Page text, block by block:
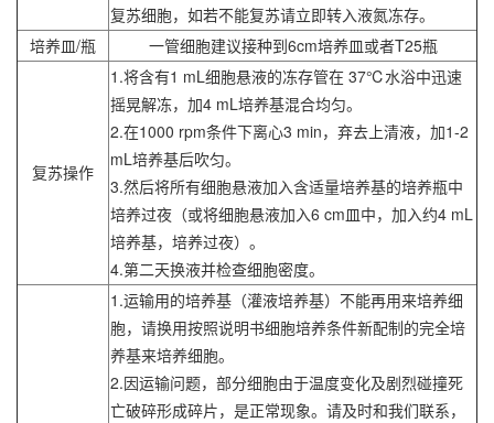
复苏细胞，如若不能复苏请立即转入液氮冻存。
培养皿/瓶
一管细胞建议接种到6cm培养皿或者T25瓶
复苏操作
1.将含有1 mL细胞悬液的冻存管在 37℃水浴中迅速
摇晃解冻，加4 mL培养基混合均匀。
2.在1000 rpm条件下离心3 min，弃去上清液，加1-2
mL培养基后吹匀。
3.然后将所有细胞悬液加入含适量培养基的培养瓶中
培养过夜（或将细胞悬液加入6 cm皿中，加入约4 mL
培养基，培养过夜）。
4.第二天换液并检查细胞密度。
1.运输用的培养基（灌液培养基）不能再用来培养细
胞，请换用按照说明书细胞培养条件新配制的完全培
养基来培养细胞。
2.因运输问题，部分细胞由于温度变化及剧烈碰撞死
亡破碎形成碎片，是正常现象。请及时和我们联系，